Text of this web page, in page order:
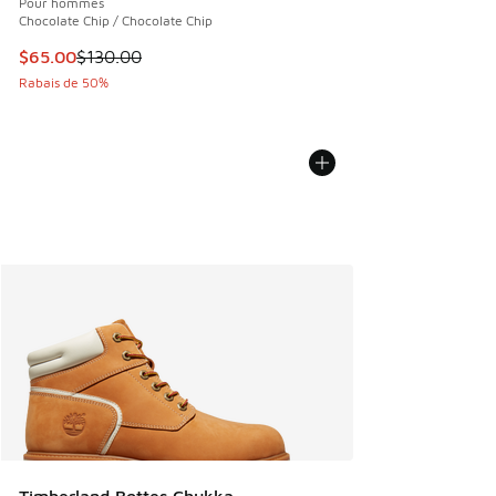
Chocolate Chip / Chocolate Chip
Cet article est en solde. Le prix est passé de $130.00 à
$65.00$130.00
Rabais de 50%